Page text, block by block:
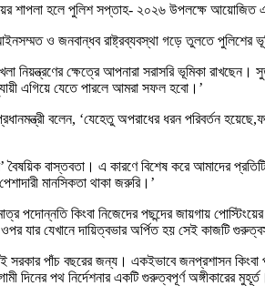
শাপলা হলে পুলিশ সপ্তাহ- ২০২৬ উপলক্ষে আয়োজিত
ও জনবান্ধব রাষ্ট্রব্যবস্থা গড়ে তুলতে পুলিশের
নিয়ন্ত্রণের ক্ষেত্রে আপনারা সরাসরি ভূমিকা
এগিয়ে যেতে পারলে আমরা সফল হবো।’
বলেন, ‘যেহেতু অপরাধের ধরন পরিবর্তন
বৈষয়িক বাস্তবতা। এ কারণে বিশেষ করে আমাদের
মানসিকতা থাকা জরুরি।’
পদোন্নতি কিংবা নিজেদের পছন্দের জায়গায়
যার যেখানে দায়িত্বভার অর্পিত হয় সেই কাজটি
সরকার পাঁচ বছরের জন্য। একইভাবে জনপ্রশাসন
দিনের পথ নির্দেশনার একটি গুরুত্বপূর্ণ অঙ্গীকারের